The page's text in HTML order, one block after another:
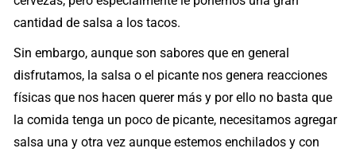
cantidad de salsa a los tacos.
Sin embargo, aunque son sabores que en general
disfrutamos, la salsa o el picante nos genera reacciones
físicas que nos hacen querer más y por ello no basta que
la comida tenga un poco de picante, necesitamos agregar
salsa una y otra vez aunque estemos enchilados y con